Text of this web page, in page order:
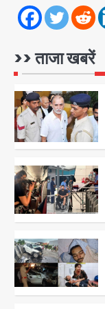
>> ताजा खबरें
1
2
3
4